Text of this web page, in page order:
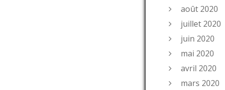
août 2020
juillet 2020
juin 2020
mai 2020
avril 2020
mars 2020